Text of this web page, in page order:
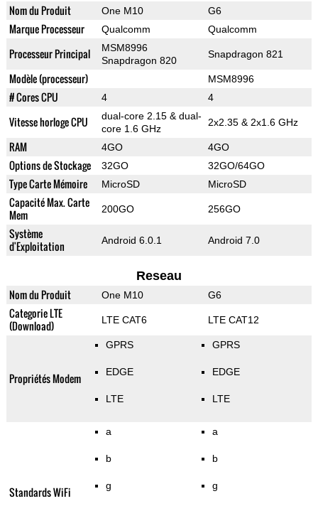
Nom du Produit One M10 G6
Marque Processeur Qualcomm Qualcomm
Processeur Principal
MSM8996
Snapdragon 820
Snapdragon 821
Modèle (processeur) MSM8996
# Cores CPU 4 4
Vitesse horloge CPU
dual-core 2.15 & dual-
core 1.6 GHz
2x2.35 & 2x1.6 GHz
RAM 4GO 4GO
Options de Stockage 32GO 32GO/64GO
Type Carte Mémoire MicroSD MicroSD
Capacité Max. Carte
Mem
200GO 256GO
Système
d'Exploitation
Android 6.0.1 Android 7.0
Reseau
Nom du Produit One M10 G6
Categorie LTE
(Download)
LTE CAT6 LTE CAT12
Propriétés Modem
GPRS
EDGE
LTE
GPRS
EDGE
LTE
Standards WiFi
a
b
g
a
b
g